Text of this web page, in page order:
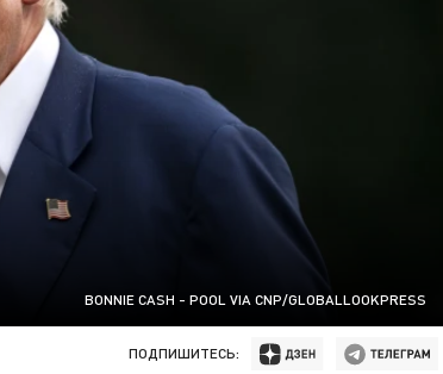
BONNIE CASH - POOL VIA CNP/GLOBALLOOKPRESS
ПОДПИШИТЕСЬ: